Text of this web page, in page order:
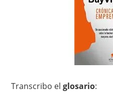
Transcribo elglosario: